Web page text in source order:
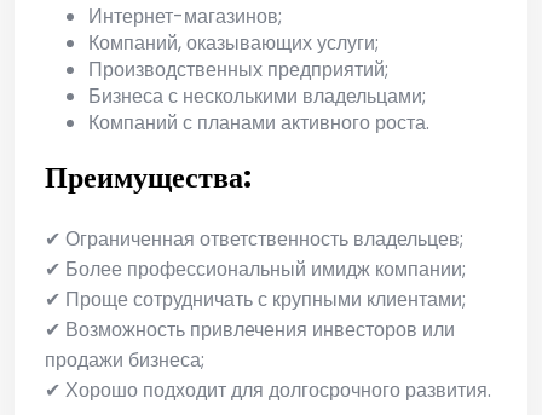
Интернет-магазинов;
Компаний, оказывающих услуги;
Производственных предприятий;
Бизнеса с несколькими владельцами;
Компаний с планами активного роста.
Преимущества:
✔ Ограниченная ответственность владельцев;
✔ Более профессиональный имидж компании;
✔ Проще сотрудничать с крупными клиентами;
✔ Возможность привлечения инвесторов или
продажи бизнеса;
✔ Хорошо подходит для долгосрочного развития.